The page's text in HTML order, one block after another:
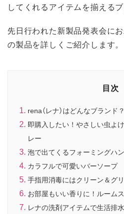
してくれるアイテムを揃えるブ
先日行われた新製品発表会に
の製品を詳しくご紹介します。
目次
rena（レナ）はどんなブランド？
即購入したい！やさしい虫よ
レー
泡で出てくるフォーミングハ
カラフルで可愛いバーソープ
手指用消毒にはクリーン＆グ
お部屋もいい香りに！ルーム
レナの洗剤アイテムで生活排